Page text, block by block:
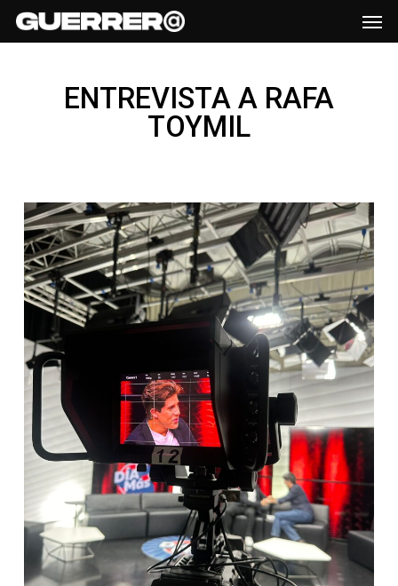
Skip
to
ENTREVISTA A RAFA
TOYMIL